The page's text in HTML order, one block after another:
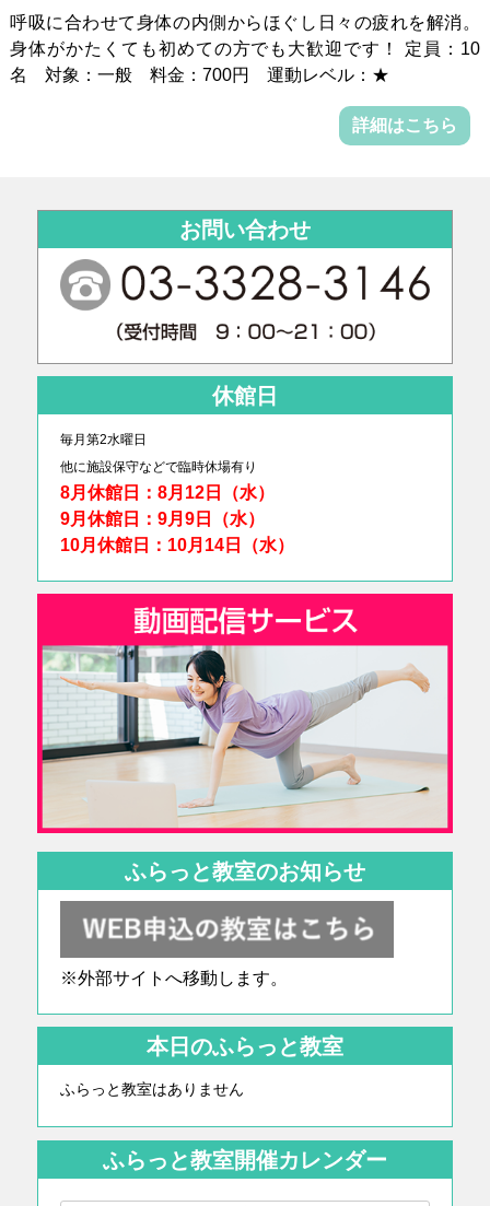
呼吸に合わせて身体の内側からほぐし日々の疲れを解消。
身体がかたくても初めての方でも大歓迎です！ 定員：10
名 対象：一般 料金：700円 運動レベル：★
詳細はこちら
お問い合わせ
休館日
毎月第2水曜日
他に施設保守などで臨時休場有り
8月休館日：8月12日（水）
9月休館日：9月9日（水）
10月休館日：10月14日（水）
ふらっと教室のお知らせ
※外部サイトへ移動します。
本日のふらっと教室
ふらっと教室はありません
ふらっと教室開催カレンダー